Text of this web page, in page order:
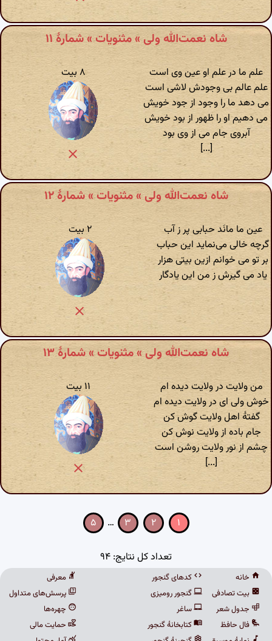
شاه نعمت‌الله ولی » مثنویات » شمارهٔ ۱۱
علم ما در علم او عین وی است
علم عالم بی وجودش لاشی است
می دهد ما را وجود از جود خویش
می دهیم او را ظهور از بود خویش
آبروی جام می از وی بود
[...]
۸ بیت
شاه نعمت‌الله ولی » مثنویات » شمارهٔ ۱۲
عین ما مانَد حبابی پر ز آب
گرچه خالی می‌نماید این حباب
بر تو می خوانم ازین بیتی هزار
یاد می گیرش ز من این یادگار
۲ بیت
شاه نعمت‌الله ولی » مثنویات » شمارهٔ ۱۳
من ولایت در ولایت دیده ام
خوش ولی ای در ولایت دیده ام
گفتهٔ اهل ولایت گوش کن
جام باده از ولایت نوش کن
چشم از نور ولایت روشن است
[...]
۱۱ بیت
۱ ۲ ۳ … ۵
تعداد کل نتایج: ۹۴
خانه
بیت تصادفی
جدول شعر
فال حافظ
کدهای گنجور
گنجور رومیزی
ساغر
کتابخانهٔ گنجور
معرفی
پرسش‌های متداول
چهره‌ها
حمایت مالی